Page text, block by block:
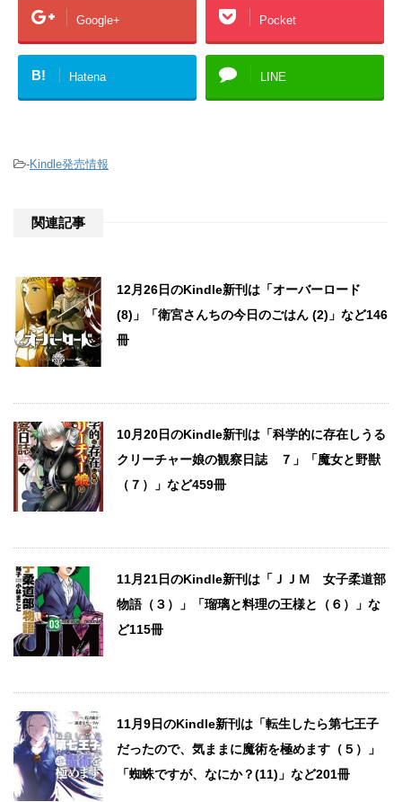
Google+ Pocket
B! Hatena LINE
-Kindle発売情報
関連記事
12月26日のKindle新刊は「オーバーロード
(8)」「衛宮さんちの今日のごはん (2)」など146
冊
10月20日のKindle新刊は「科学的に存在しうる
クリーチャー娘の観察日誌 ７」「魔女と野獣
（７）」など459冊
11月21日のKindle新刊は「ＪＪＭ 女子柔道部
物語（３）」「瑠璃と料理の王様と（６）」な
ど115冊
11月9日のKindle新刊は「転生したら第七王子
だったので、気ままに魔術を極めます（５）」
「蜘蛛ですが、なにか？(11)」など201冊